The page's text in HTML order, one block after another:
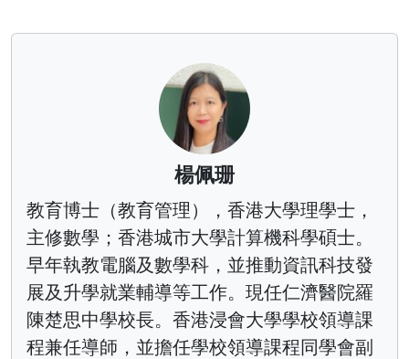
楊佩珊
教育博士（教育管理），香港大學理學士，
主修數學；香港城市大學計算機科學碩士。
早年執教電腦及數學科，並推動資訊科技發
展及升學就業輔導等工作。現任仁濟醫院羅
陳楚思中學校長。香港浸會大學學校領導課
程兼任導師，並擔任學校領導課程同學會副